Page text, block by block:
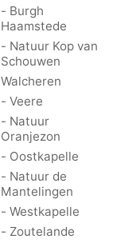
- Burgh
Haamstede
- Natuur Kop van
Schouwen
Walcheren
- Veere
- Natuur
Oranjezon
- Oostkapelle
- Natuur de
Mantelingen
- Westkapelle
- Zoutelande